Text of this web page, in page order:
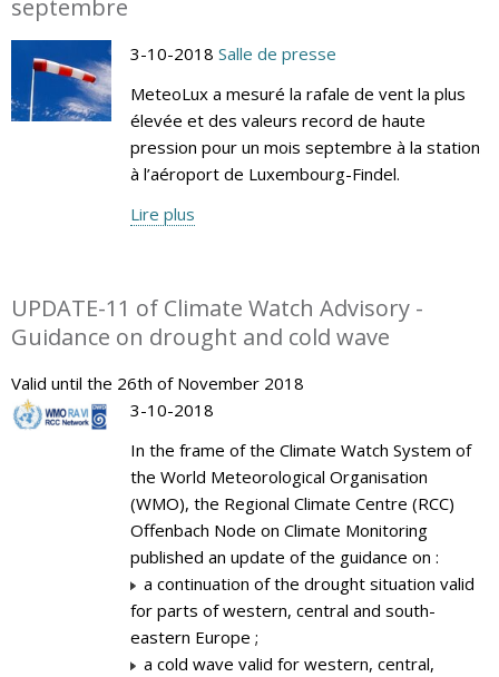
septembre
3-10-2018 Salle de presse
MeteoLux a mesuré la rafale de vent la plus
élevée et des valeurs record de haute
pression pour un mois septembre à la station
à l’aéroport de Luxembourg-Findel.
Lire plus
UPDATE-11 of Climate Watch Advisory -
Guidance on drought and cold wave
Valid until the 26th of November 2018
3-10-2018
In the frame of the Climate Watch System of
the World Meteorological Organisation
(WMO), the Regional Climate Centre (RCC)
Offenbach Node on Climate Monitoring
published an update of the guidance on :
a continuation of the drought situation valid
for parts of western, central and south-
eastern Europe ;
a cold wave valid for western, central,